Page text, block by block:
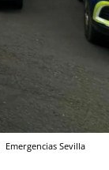
Emergencias Sevilla